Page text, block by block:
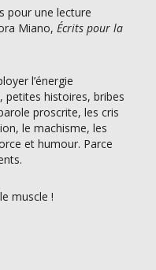
pour une lecture
Miano, Écrits pour la
l’énergie
petites histoires, bribes
proscrite, les cris
le machisme, les
et humour. Parce
muscle !